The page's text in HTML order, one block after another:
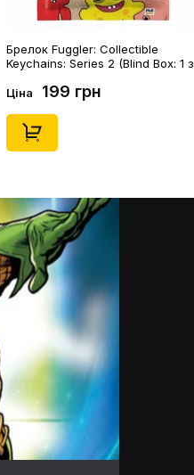
Брелок Fuggler: Collectible
Keychains: Series 2 (Blind Box: 1 з
Ціна 199 грн